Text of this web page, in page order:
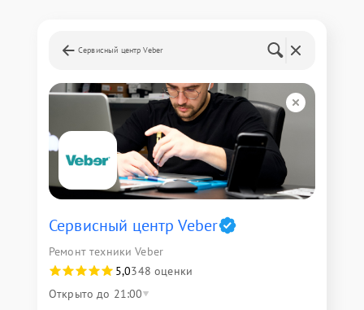
Сервисный центр Veber
Сервисный центр Veber
Ремонт техники Veber
5,0348 оценки
Открыто до 21:00